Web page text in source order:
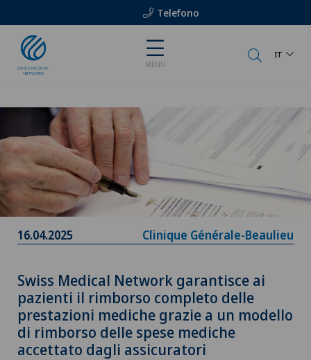
Telefono
MENU
IT
16.04.2025 Clinique Générale-Beaulieu
Swiss Medical Network garantisce ai
pazienti il rimborso completo delle
prestazioni mediche grazie a un modello
di rimborso delle spese mediche
accettato dagli assicuratori